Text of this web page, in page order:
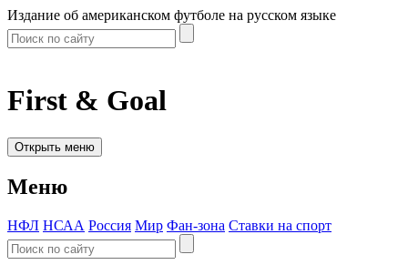
Издание об американском футболе на русском языке
First & Goal
Открыть меню
Меню
НФЛ НСАА Россия Мир Фан-зона Ставки на спорт